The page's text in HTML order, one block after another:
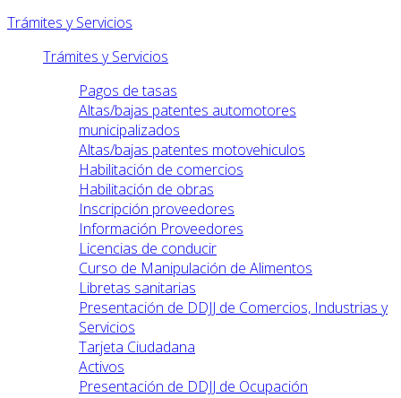
Trámites y Servicios
Trámites y Servicios
Pagos de tasas
Altas/bajas patentes automotores
municipalizados
Altas/bajas patentes motovehiculos
Habilitación de comercios
Habilitación de obras
Inscripción proveedores
Información Proveedores
Licencias de conducir
Curso de Manipulación de Alimentos
Libretas sanitarias
Presentación de DDJJ de Comercios, Industrias y
Servicios
Tarjeta Ciudadana
Activos
Presentación de DDJJ de Ocupación